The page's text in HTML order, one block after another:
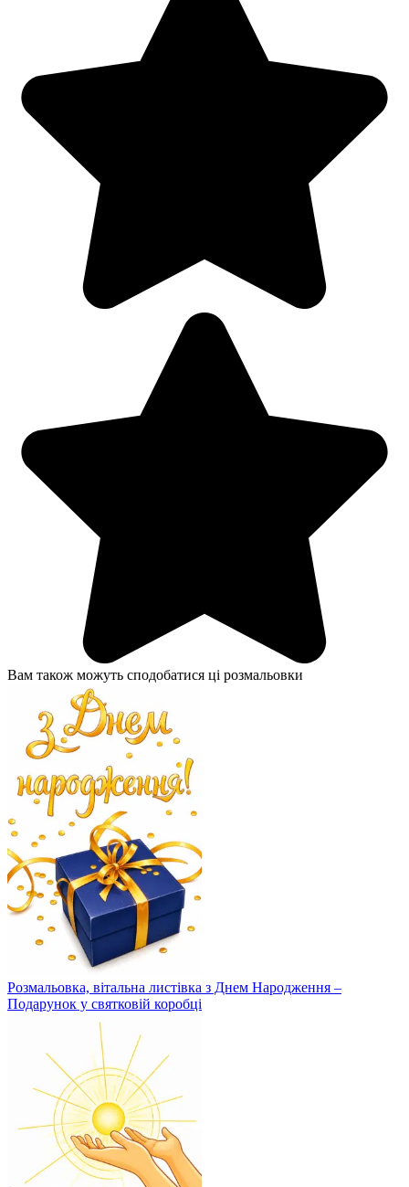
Вам також можуть сподобатися ці розмальовки
Розмальовка, вітальна листівка з Днем Народження –
Подарунок у святковій коробці